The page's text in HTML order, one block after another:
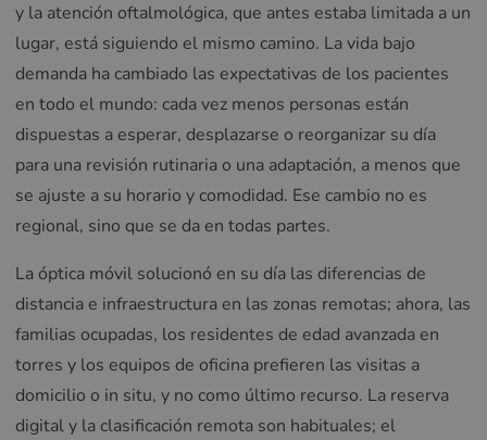
y la atención oftalmológica, que antes estaba limitada a un
lugar, está siguiendo el mismo camino. La vida bajo
demanda ha cambiado las expectativas de los pacientes
en todo el mundo: cada vez menos personas están
dispuestas a esperar, desplazarse o reorganizar su día
para una revisión rutinaria o una adaptación, a menos que
se ajuste a su horario y comodidad. Ese cambio no es
regional, sino que se da en todas partes.
La óptica móvil solucionó en su día las diferencias de
distancia e infraestructura en las zonas remotas; ahora, las
familias ocupadas, los residentes de edad avanzada en
torres y los equipos de oficina prefieren las visitas a
domicilio o in situ, y no como último recurso. La reserva
digital y la clasificación remota son habituales; el